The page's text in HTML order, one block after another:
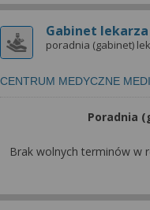
Gabinet lekarza
poradnia (gabinet)
CENTRUM MEDYCZNE
Poradnia
Brak wolnych terminów w
danych tylko w
dowiedzieć się więcej
konfigurację
za pomocą
Więcej informacji na
znajdziesz w